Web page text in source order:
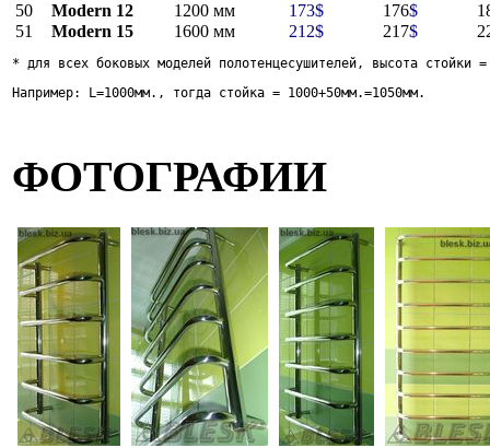
50
Modern 12 1200 мм 173$ 176$
51
Modern 15 1600 мм 212$ 217$
* для всех боковых моделей полотенцесушителей, высота
Например: L=1000мм., тогда стойка = 1000+50мм.=1050мм.
ФОТОГРАФИИ